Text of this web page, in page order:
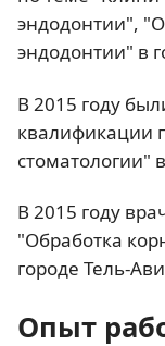
эндодонтии",
эндодонтии" в
В 2015 году
квалификации
стоматологии"
В 2015 году
"Обработка
городе Тель-
Опыт